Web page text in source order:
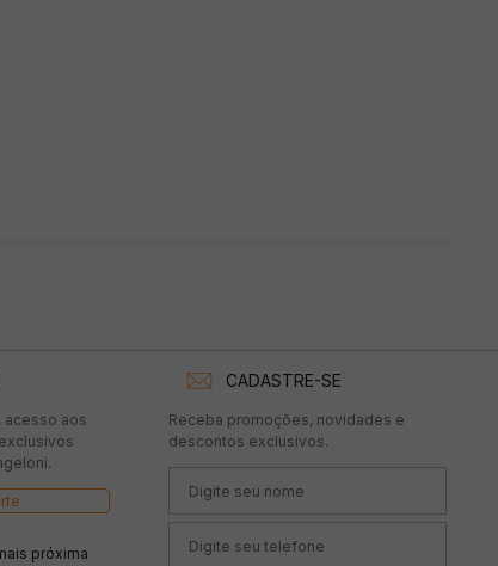
acesso aos
próxima
CADASTRE-SE
Receba promoções, novidades e
descontos exclusivos.